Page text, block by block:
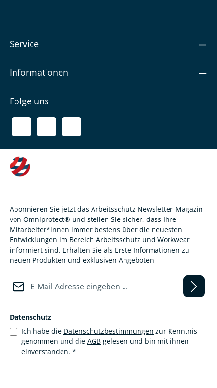
Service
Informationen
Folge uns
Abonnieren Sie jetzt das Arbeitsschutz Newsletter-Magazin
von Omniprotect® und stellen Sie sicher, dass Ihre
Mitarbeiter*innen immer bestens über die neuesten
Entwicklungen im Bereich Arbeitsschutz und Workwear
informiert sind. Erhalten Sie als Erste Informationen zu
neuen Produkten und exklusiven Angeboten.
Datenschutz
Ich habe die Datenschutzbestimmungen zur Kenntnis
genommen und die AGB gelesen und bin mit ihnen
einverstanden. *